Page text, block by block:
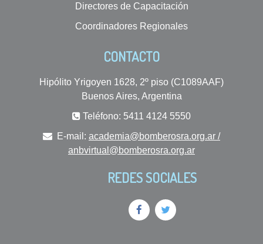
Directores de Capacitación
Coordinadores Regionales
CONTACTO
Hipólito Yrigoyen 1628, 2º piso (C1089AAF)
Buenos Aires, Argentina
Teléfono: 5411 4124 5550
E-mail: academia@bomberosra.org.ar /
anbvirtual@bomberosra.org.ar
REDES SOCIALES